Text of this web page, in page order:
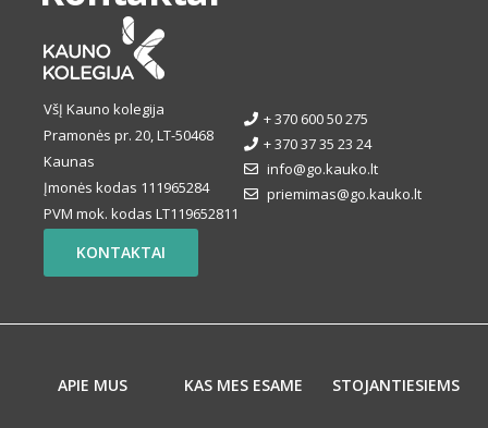
VšĮ Kauno kolegija
Pramonės pr. 20, LT-50468
Kaunas
Įmonės kodas 111965284
PVM mok. kodas LT119652811
+ 370 600 50 275
+ 370 37 35 23 24
info@go.kauko.lt
priemimas@go.kauko.lt
KONTAKTAI
APIE MUS KAS MES ESAME STOJANTIESIEMS